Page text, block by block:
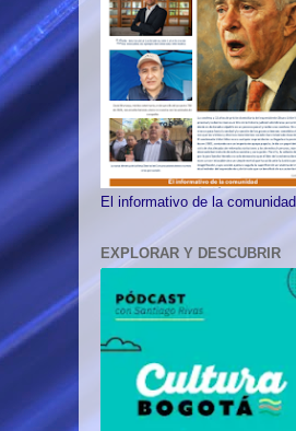
El informativo de la comunidad
EXPLORAR Y DESCUBRIR